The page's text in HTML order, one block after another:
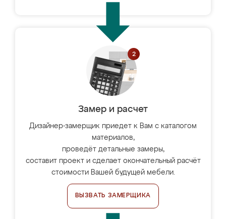
Замер и расчет
Дизайнер-замерщик приедет к Вам с каталогом
материалов,
проведёт детальные замеры,
составит проект и сделает окончательный расчёт
стоимости Вашей будущей мебели.
ВЫЗВАТЬ ЗАМЕРЩИКА